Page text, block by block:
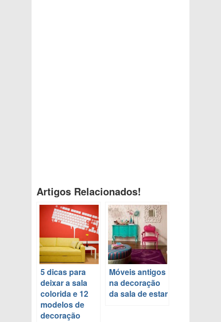
Artigos Relacionados!
5 dicas para
deixar a sala
colorida e 12
modelos de
decoração
Móveis antigos
na decoração
da sala de estar